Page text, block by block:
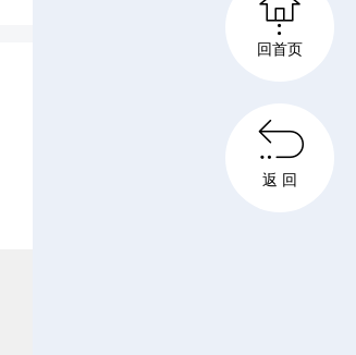

回首页

返 回